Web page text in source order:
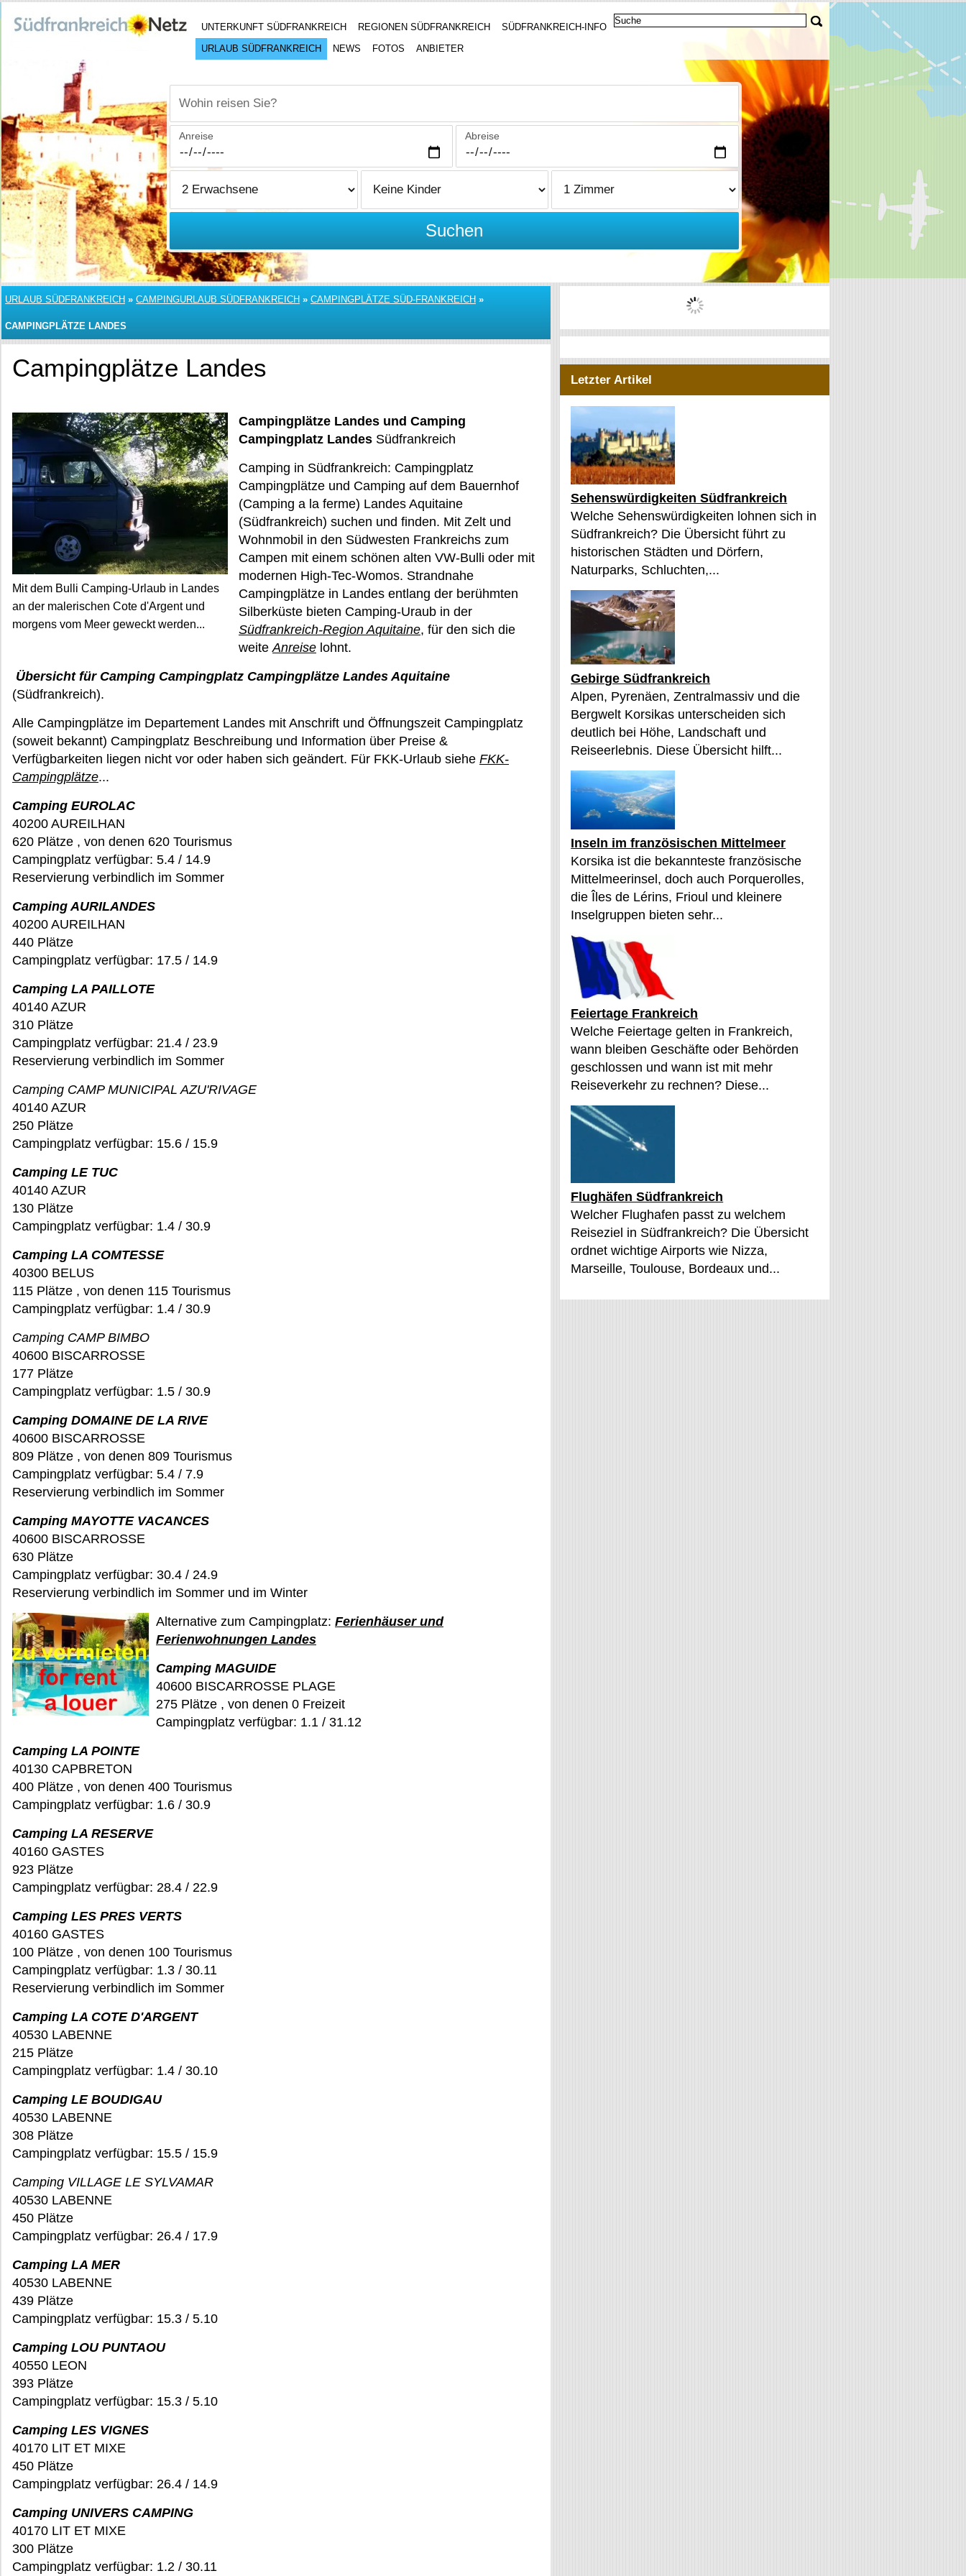
UNTERKUNFT SÜDFRANKREICH REGIONEN SÜDFRANKREICH
SÜDFRANKREICH-INFO
URLAUB SÜDFRANKREICH
NEWS FOTOS ANBIETER
Wohin reisen Sie?
Anreise Abreise
Suchen
URLAUB SÜDFRANKREICH » CAMPINGURLAUB SÜDFRANKREICH » CAMPINGPLÄTZE SÜD-FRANKREICH »
CAMPINGPLÄTZE LANDES
Campingplätze Landes
Mit dem Bulli Camping-Urlaub in Landes
an der malerischen Cote d'Argent und
morgens vom Meer geweckt werden...
Campingplätze Landes und Camping
Campingplatz Landes Südfrankreich
Camping in Südfrankreich: Campingplatz
Campingplätze und Camping auf dem Bauernhof
(Camping a la ferme) Landes Aquitaine
(Südfrankreich) suchen und finden. Mit Zelt und
Wohnmobil in den Südwesten Frankreichs zum
Campen mit einem schönen alten VW-Bulli oder mit
modernen High-Tec-Womos. Strandnahe
Campingplätze in Landes entlang der berühmten
Silberküste bieten Camping-Uraub in der
Südfrankreich-Region Aquitaine, für den sich die
weiteAnreise lohnt.
Übersicht für Camping Campingplatz Campingplätze Landes Aquitaine
(Südfrankreich).
Alle Campingplätze im Departement Landes mit Anschrift und Öffnungszeit Campingplatz
(soweit bekannt) Campingplatz Beschreibung und Information über Preise &
Verfügbarkeiten liegen nicht vor oder haben sich geändert. Für FKK-Urlaub siehe FKK-
Campingplätze...
Camping EUROLAC
40200 AUREILHAN
620 Plätze , von denen 620 Tourismus
Campingplatz verfügbar: 5.4 / 14.9
Reservierung verbindlich im Sommer
Camping AURILANDES
40200 AUREILHAN
440 Plätze
Campingplatz verfügbar: 17.5 / 14.9
Camping LA PAILLOTE
40140 AZUR
310 Plätze
Campingplatz verfügbar: 21.4 / 23.9
Reservierung verbindlich im Sommer
Camping CAMP MUNICIPAL AZU'RIVAGE
40140 AZUR
250 Plätze
Campingplatz verfügbar: 15.6 / 15.9
Camping LE TUC
40140 AZUR
130 Plätze
Campingplatz verfügbar: 1.4 / 30.9
Camping LA COMTESSE
40300 BELUS
115 Plätze , von denen 115 Tourismus
Campingplatz verfügbar: 1.4 / 30.9
Camping CAMP BIMBO
40600 BISCARROSSE
177 Plätze
Campingplatz verfügbar: 1.5 / 30.9
Camping DOMAINE DE LA RIVE
40600 BISCARROSSE
809 Plätze , von denen 809 Tourismus
Campingplatz verfügbar: 5.4 / 7.9
Reservierung verbindlich im Sommer
Camping MAYOTTE VACANCES
40600 BISCARROSSE
630 Plätze
Campingplatz verfügbar: 30.4 / 24.9
Reservierung verbindlich im Sommer und im Winter
Alternative zum Campingplatz: Ferienhäuser und
Ferienwohnungen Landes
Camping MAGUIDE
40600 BISCARROSSE PLAGE
275 Plätze , von denen 0 Freizeit
Campingplatz verfügbar: 1.1 / 31.12
Camping LA POINTE
40130 CAPBRETON
400 Plätze , von denen 400 Tourismus
Campingplatz verfügbar: 1.6 / 30.9
Camping LA RESERVE
40160 GASTES
923 Plätze
Campingplatz verfügbar: 28.4 / 22.9
Camping LES PRES VERTS
40160 GASTES
100 Plätze , von denen 100 Tourismus
Campingplatz verfügbar: 1.3 / 30.11
Reservierung verbindlich im Sommer
Camping LA COTE D'ARGENT
40530 LABENNE
215 Plätze
Campingplatz verfügbar: 1.4 / 30.10
Camping LE BOUDIGAU
40530 LABENNE
308 Plätze
Campingplatz verfügbar: 15.5 / 15.9
Camping VILLAGE LE SYLVAMAR
40530 LABENNE
450 Plätze
Campingplatz verfügbar: 26.4 / 17.9
Camping LA MER
40530 LABENNE
439 Plätze
Campingplatz verfügbar: 15.3 / 5.10
Camping LOU PUNTAOU
40550 LEON
393 Plätze
Campingplatz verfügbar: 15.3 / 5.10
Camping LES VIGNES
40170 LIT ET MIXE
450 Plätze
Campingplatz verfügbar: 26.4 / 14.9
Camping UNIVERS CAMPING
40170 LIT ET MIXE
300 Plätze
Campingplatz verfügbar: 1.2 / 30.11
Letzter Artikel
Sehenswürdigkeiten Südfrankreich
Welche Sehenswürdigkeiten lohnen sich in
Südfrankreich? Die Übersicht führt zu
historischen Städten und Dörfern,
Naturparks, Schluchten,...
Gebirge Südfrankreich
Alpen, Pyrenäen, Zentralmassiv und die
Bergwelt Korsikas unterscheiden sich
deutlich bei Höhe, Landschaft und
Reiseerlebnis. Diese Übersicht hilft...
Inseln im französischen Mittelmeer
Korsika ist die bekannteste französische
Mittelmeerinsel, doch auch Porquerolles,
die Îles de Lérins, Frioul und kleinere
Inselgruppen bieten sehr...
Feiertage Frankreich
Welche Feiertage gelten in Frankreich,
wann bleiben Geschäfte oder Behörden
geschlossen und wann ist mit mehr
Reiseverkehr zu rechnen? Diese...
Flughäfen Südfrankreich
Welcher Flughafen passt zu welchem
Reiseziel in Südfrankreich? Die Übersicht
ordnet wichtige Airports wie Nizza,
Marseille, Toulouse, Bordeaux und...